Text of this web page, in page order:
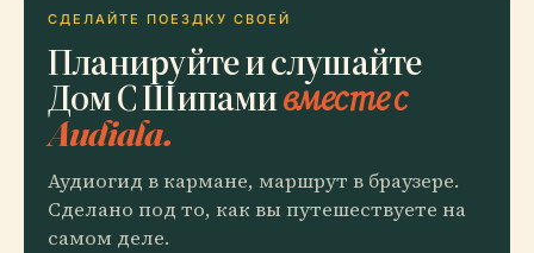
СДЕЛАЙТЕ ПОЕЗДКУ СВОЕЙ
Планируйте и слушайте
Дом С Шипамивместе с
Audiala.
Аудиогид в кармане, маршрут в браузере.
Сделано под то, как вы путешествуете на
самом деле.